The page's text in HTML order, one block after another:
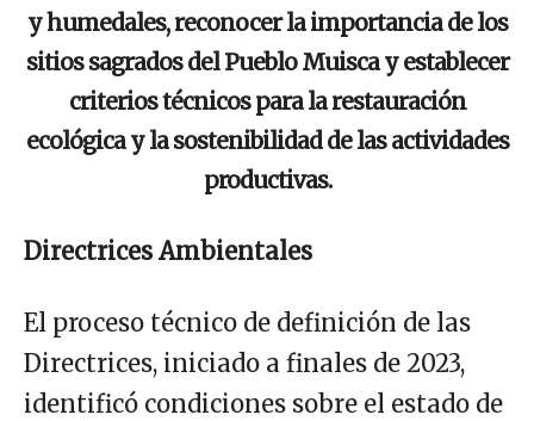
y humedales, reconocer la importancia de los
sitios sagrados del Pueblo Muisca y establecer
criterios técnicos para la restauración
ecológica y la sostenibilidad de las actividades
productivas.
Directrices Ambientales
El proceso técnico de definición de las
Directrices, iniciado a finales de 2023,
identificó condiciones sobre el estado de